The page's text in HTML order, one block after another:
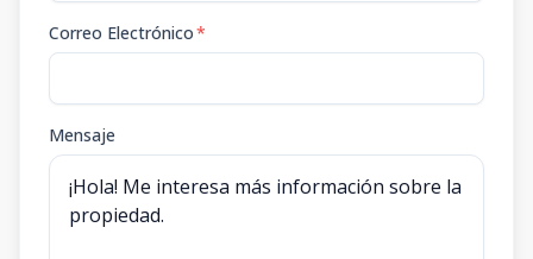
Correo Electrónico*
Mensaje